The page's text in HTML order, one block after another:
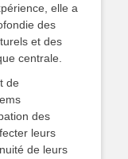
elle a
des
et des
centrale.
de
des
leurs
de leurs